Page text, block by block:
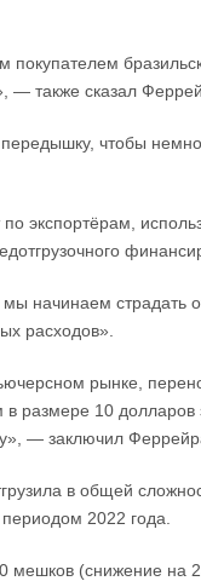
— также сказал
чтобы
по экспортёрам,
начинаем страдать
расходов».
рынке,
размере 10
— заключил
в общей
2022 года.
мешков (снижение на